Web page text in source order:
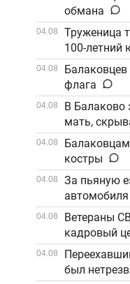
обмана
04.08
Труженица
100-летний
04.08
Балаковцев
флага
04.08
В Балаково
мать,
04.08
костры
04.08
За пьяную
автомобиля
04.08
Ветераны
кадровый
04.08
был нетрезв